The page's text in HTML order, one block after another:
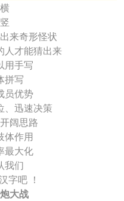
来奇形怪状
人才能猜出来
用手写
拼写
员优势
、迅速决策
阔思路
体作用
最大化
我们
字吧 ！
大战